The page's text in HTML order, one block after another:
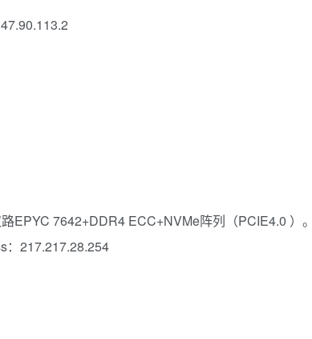
EPYC 7642+DDR4 ECC+NVMe阵列（PCIE4.0 ）
：217.217.28.254